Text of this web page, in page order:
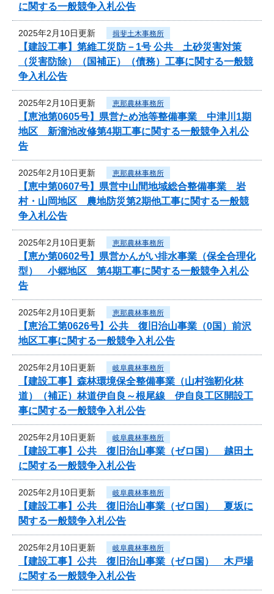
に関する一般競争入札公告
2025年2月10日更新 揖斐土木事務所
【建設工事】第維工災防－1号 公共 土砂災害対策
（災害防除）（国補正）（債務）工事に関する一般競
争入札公告
2025年2月10日更新 恵那農林事務所
【恵池第0605号】県営ため池等整備事業 中津川1期
地区 新溜池改修第4期工事に関する一般競争入札公
告
2025年2月10日更新 恵那農林事務所
【恵中第0607号】県営中山間地域総合整備事業 岩
村・山岡地区 農地防災第2期他工事に関する一般競
争入札公告
2025年2月10日更新 恵那農林事務所
【恵か第0602号】県営かんがい排水事業（保全合理化
型） 小郷地区 第4期工事に関する一般競争入札公
告
2025年2月10日更新 恵那農林事務所
【恵治工第0626号】公共 復旧治山事業（0国）前沢
地区工事に関する一般競争入札公告
2025年2月10日更新 岐阜農林事務所
【建設工事】森林環境保全整備事業（山村強靭化林
道）（補正）林道伊自良～根尾線 伊自良工区開設工
事に関する一般競争入札公告
2025年2月10日更新 岐阜農林事務所
【建設工事】公共 復旧治山事業（ゼロ国） 越田土
に関する一般競争入札公告
2025年2月10日更新 岐阜農林事務所
【建設工事】公共 復旧治山事業（ゼロ国） 夏坂に
関する一般競争入札公告
2025年2月10日更新 岐阜農林事務所
【建設工事】公共 復旧治山事業（ゼロ国） 木戸場
に関する一般競争入札公告